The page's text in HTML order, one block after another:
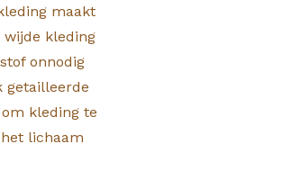
maakt
wijde kleding
onnodig
getailleerde
kleding te
lichaam